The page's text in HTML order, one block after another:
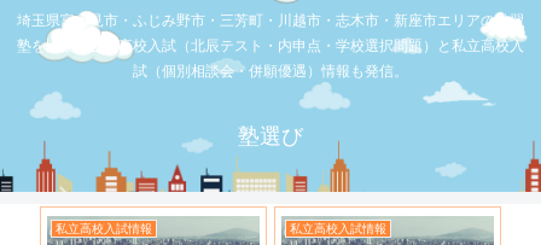
埼玉県富士見市・ふじみ野市・三芳町・川越市・志木市・新座市エリアの学習
塾を比較。公立高校入試（北辰テスト・内申点・学校選択問題）と私立高校入
試（個別相談会・併願優遇）情報も発信。
塾選び
私立高校入試情報 私立高校入試情報